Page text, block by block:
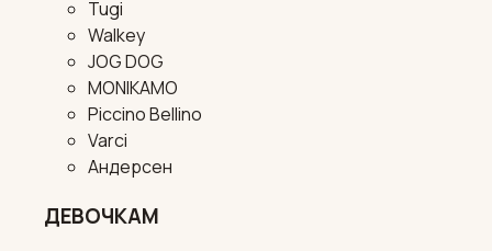
Tugi
Walkey
JOG DOG
MONIKAMO
Piccino Bellino
Varci
Андерсен
ДЕВОЧКАМ